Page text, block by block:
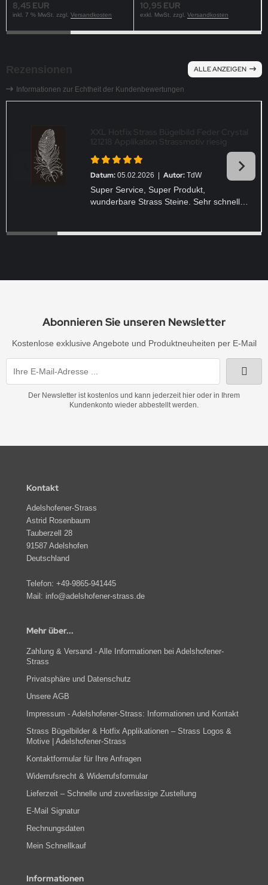
8,45 EUR
inkl. 7 % MwSt. zzgl. Versandkosten
10,95 EUR
exkl. MwSt. zzgl. Versandkosten
Rezensionen ALLE ANZEIGEN
Informationen zur Echtheit der Kundenbewertungen
XXL Hotfix Strass Bügelbild Feder Crystal
121218 Applikation Strassmotiv riesig
Datum: 05.02.2026 | Autor: TdW
Super Service, Super Produkt,
wunderbare Strass Steine. Sehr schnelle
Abonnieren Sie unseren Newsletter
Kostenlose exklusive Angebote und Produktneuheiten per E-Mail
Der Newsletter ist kostenlos und kann jederzeit hier oder in Ihrem
Kundenkonto wieder abbestellt werden.
Kontakt
Adelshofener-Strass
Astrid Rosenbaum
Tauberzell 28
91587 Adelshofen
Deutschland
Telefon: +49-9865-941445
Mail: info@adelshofener-strass.de
Mehr über...
Zahlung & Versand - Alle Informationen bei Adelshofener-
Strass
Privatsphäre und Datenschutz
Unsere AGB
Impressum - Adelshofener-Strass: Informationen und Kontakt
Strass Bügelbilder & Hotfix Applikationen – Strass Logos &
Motive | Adelshofener-Strass
Kontaktformular für Ihre Anfragen
Widerrufsrecht & Widerrufsformular
Lieferzeit – Schnelle und zuverlässige Zustellung
E-Mail Signatur
Rechnungsdaten
Mein Schnellkauf
Informationen